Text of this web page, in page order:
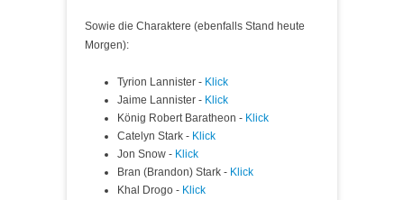
Sowie die Charaktere (ebenfalls Stand heute
Morgen):
Tyrion Lannister - Klick
Jaime Lannister - Klick
König Robert Baratheon - Klick
Catelyn Stark - Klick
Jon Snow - Klick
Bran (Brandon) Stark - Klick
Khal Drogo - Klick